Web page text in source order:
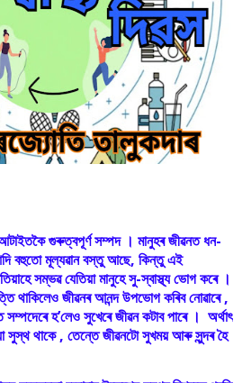
আটাইতকৈ গুৰুত্বপূৰ্ণ সম্পদ । মানুহৰ জীৱনত ধন-
বহুতো মূল্যৱান বস্তু আছে, কিন্তু এই
সম্ভৱ যেতিয়া মানুহে সু-স্বাস্থ্য ভোগ কৰে ।
থাকিলেও জীৱনৰ আনন্দ উপভোগ কৰিব নোৱাৰে ,
হ’লেও সুখেৰে জীৱন কটাব পাৰে । অৰ্থাৎ
সুস্থ থাকে , তেন্তে জীৱনটো সুখময় আৰু সুন্দৰ হৈ